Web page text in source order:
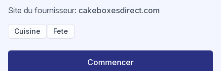
Site du fournisseur: cakeboxesdirect.com
Cuisine Fete
Commencer